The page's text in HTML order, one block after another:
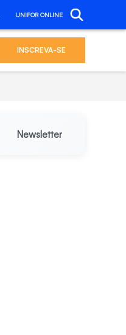
UNIFOR ONLINE
INSCREVA-SE
Newsletter